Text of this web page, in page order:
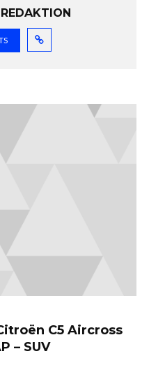
C5 Aircross
– SUV